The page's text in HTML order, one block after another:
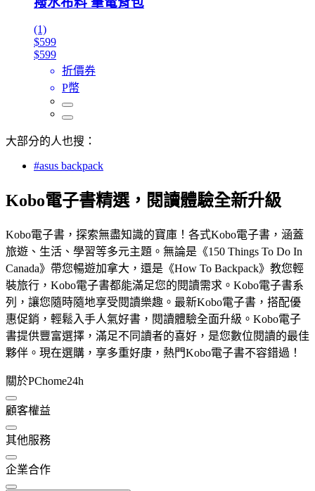
(1)
$599
$599
折價券
P幣
大部分的人也搜：
#asus backpack
Kobo電子書精選，閱讀體驗全新升級
Kobo電子書，探索無盡知識的寶庫！各式Kobo電子書，涵蓋
旅遊、生活、學習等多元主題。無論是《150 Things To Do In
Canada》帶您暢遊加拿大，還是《How To Backpack》教您輕
裝旅行，Kobo電子書都能滿足您的閱讀需求。Kobo電子書系
列，讓您隨時隨地享受閱讀樂趣。最新Kobo電子書，搭配優
惠促銷，輕鬆入手人氣好書，閱讀體驗全面升級。Kobo電子
書提供豐富選擇，滿足不同讀者的喜好，是您數位閱讀的最佳
夥伴。現在選購，享多重好康，熱門Kobo電子書不容錯過！
關於PChome24h
顧客權益
其他服務
企業合作